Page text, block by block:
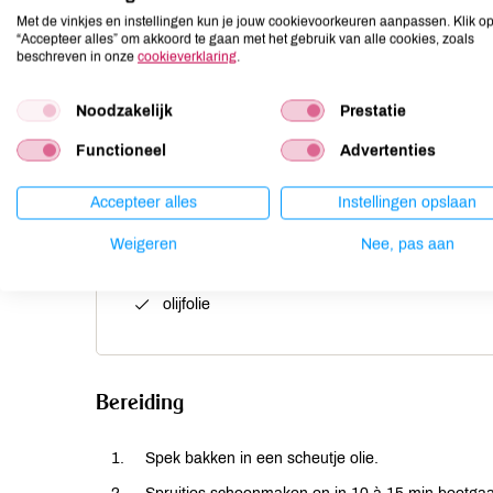
Ingrediënten
1 ui
1/2 bakje gemengde kiemen
1 tl honing
een beetje nootmuskaat
olijfolie
Bereiding
Spek bakken in een scheutje olie.
Met de vinkjes en instellingen kun je jouw cookievoorkeuren aanpassen. Klik op
“Accepteer alles” om akkoord te gaan met het gebruik van alle cookies, zoals
beschreven in onze cookieverklaring.
Noodzakelijk Prestatie
Functioneel Advertenties
Accepteer alles Instellingen opslaan
Weigeren Nee, pas aan